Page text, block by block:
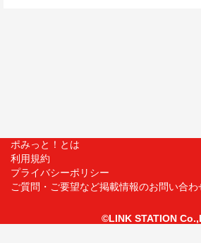
ポみっと！とは
利用規約
プライバシーポリシー
ご質問・ご要望など掲載情報のお問い合わ
©LINK STATION